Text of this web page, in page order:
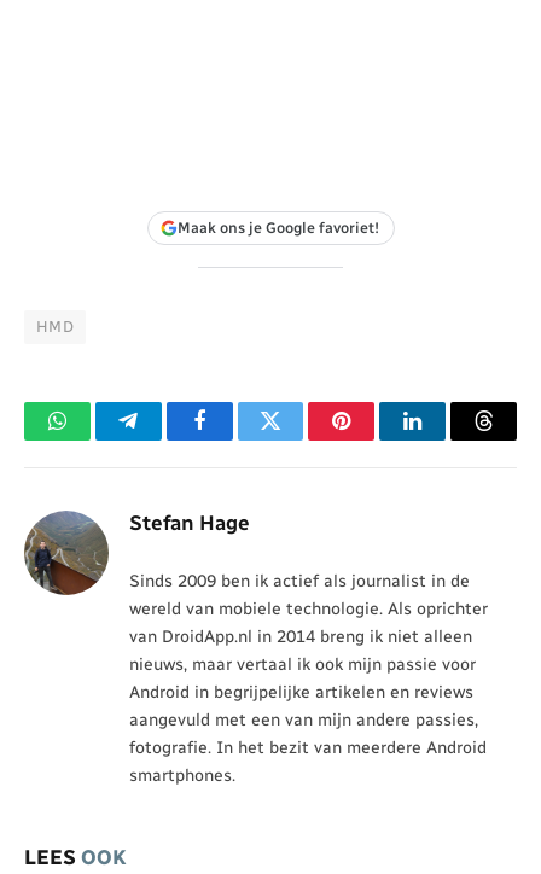
Maak ons je Google favoriet!
HMD
WhatsAppTelegramFacebookTwitter PinterestLinkedIn
Stefan Hage
Sinds 2009 ben ik actief als journalist in de
wereld van mobiele technologie. Als oprichter
van DroidApp.nl in 2014 breng ik niet alleen
nieuws, maar vertaal ik ook mijn passie voor
Android in begrijpelijke artikelen en reviews
aangevuld met een van mijn andere passies,
fotografie. In het bezit van meerdere Android
smartphones.
LEES OOK